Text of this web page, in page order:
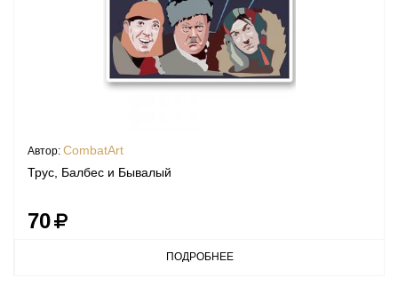
Автор: CombatArt
Трус, Балбес и Бывалый
70
ПОДРОБНЕЕ